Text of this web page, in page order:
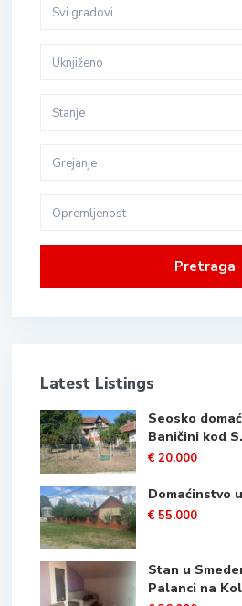
Svi gradovi
Uknjiženo
Stanje
Grejanje
Opremljenost
Pretraga
Latest Listings
Seosko
Baničini kod
€ 20.000
Domaćinstvo
€ 55.000
Stan u
Palanci na